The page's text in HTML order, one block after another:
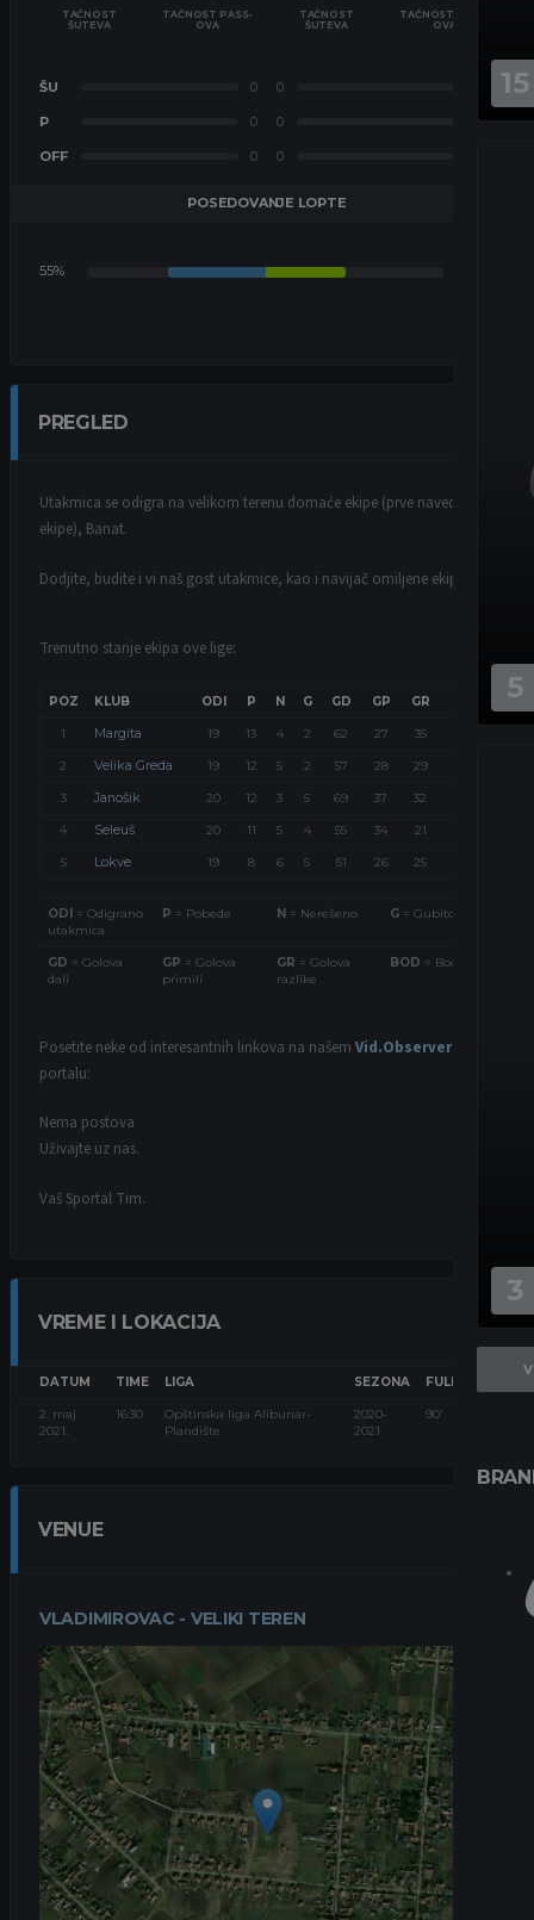
15
5
3
TAČNOST
ŠUTEVA
TAČNOST PASS-
OVA
ŠU 0
P 0
OFF 0
TAČNOST
ŠUTEVA
TAČNOST PASS-
OVA
0
0 P
0
POSEDOVANJE LOPTE
55%
PREGLED
Utakmica se odigra na velikom terenu domaće ekipe (prve navedene
ekipe), Banat.
Dodjite, budite i vi naš gost utakmice, kao i navijač omiljene ekipe.
Trenutno stanje ekipa ove lige:
POZ KLUB ODI P N G GD GP GR
1 Margita 19 13 4 2 62 27 35
2 Velika Greda 19 12 5 2 57 28 29
3 Janošik 20 12 3 5 69 37 32
4 Seleuš 20 11 5 4 55 34 21
5 Lokve 19 8 6 5 51 26 25
ODI= Odigrano
utakmica
P = Pobede N= Nerešeno G= Gubitci
GD = Golova
dali
GP = Golova
primili
GR = Golova
razlike
BOD = Bodovi
Posetite neke od interesantnih linkova na našem Vid.Observer
portalu:
Nema postova
Uživajte uz nas.
Vaš Sportal Tim.
VREME I LOKACIJA
DATUM TIME LIGA SEZONA FULL TIME
2. maj
2021.
16:30
Opštinska liga Alibunar-
Plandište
2020-
2021
90'
VENUE
VLADIMIROVAC - VELIKI TEREN